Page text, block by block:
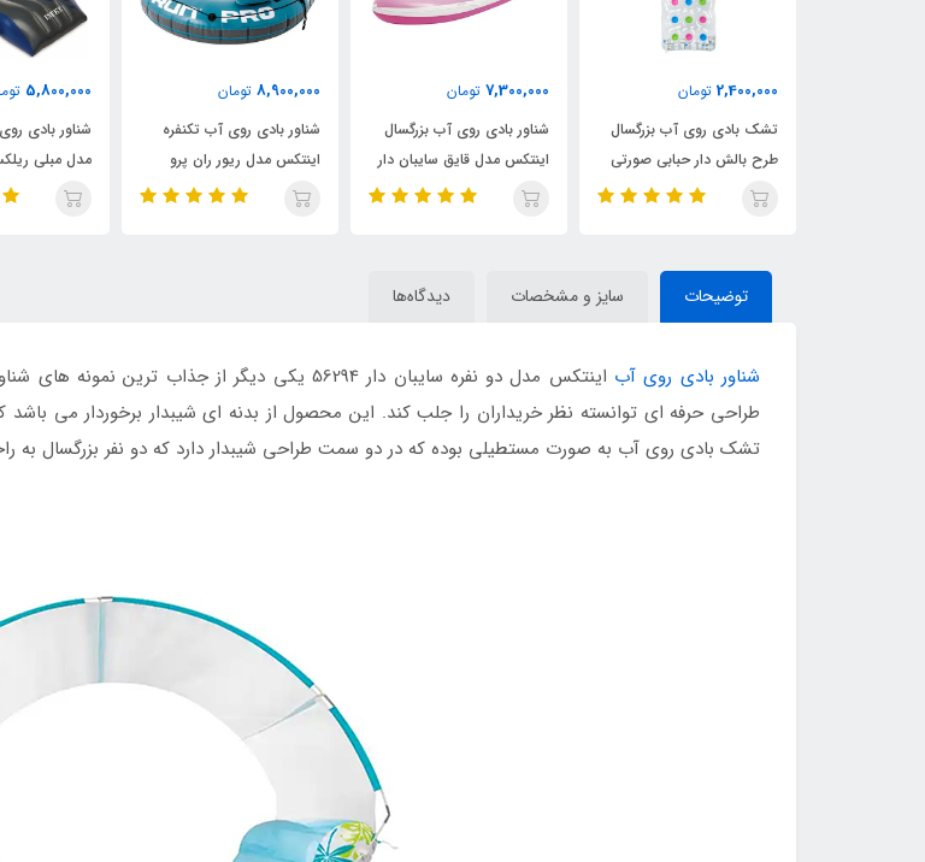
7,300,000
شناور بادی روی آب بزرگسال
اینتکس مدل قایق سایبان دار
8,900,000
شناور بادی روی آب تکنفره
اینتکس مدل ریور ران پرو
5,800,000
شناور بادی روی آب اینتکس
مدل مبلی ریلکسی
945,000
تشک
مدل
توضیحات سایز و مشخصات دیدگاه‌ها
شناور بادی روی آب
اینتکس مدل دو نفره سایبان دار 56294 یکی دیگر از
طراحی حرفه ای توانسته نظر خریداران را جلب کند. این محصول از بدنه ای شیبدار برخوردار می باشد
تشک بادی روی آب به صورت مستطیلی بوده که در دو سمت طراحی شیبدار دارد که دو نفر بزرگسال به